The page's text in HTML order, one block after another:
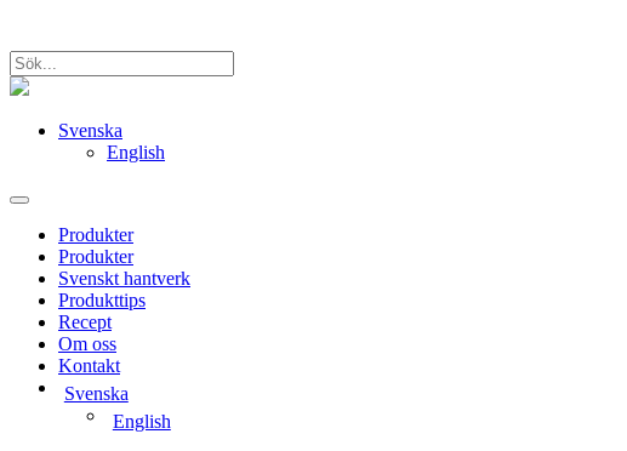
Svenska
English
Produkter
Produkter
Svenskt hantverk
Produkttips
Recept
Om oss
Kontakt
Svenska
English